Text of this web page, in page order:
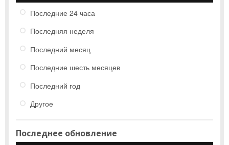
Последние 24 часа
Последняя неделя
Последний месяц
Последние шесть месяцев
Последний год
Другое
Последнее обновление